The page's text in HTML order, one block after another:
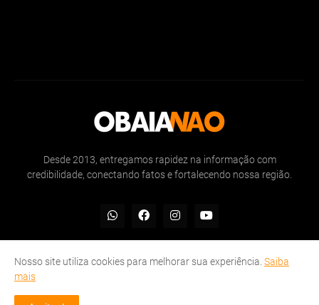
Desde 2013, entregamos rapidez na informação com
credibilidade, conectando fatos e fortalecendo nossa região.
Inicio
Nosso site utiliza cookies para melhorar sua experiência. Saiba
mais